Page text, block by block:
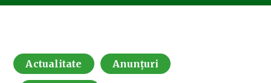
Actualitate Anunțuri